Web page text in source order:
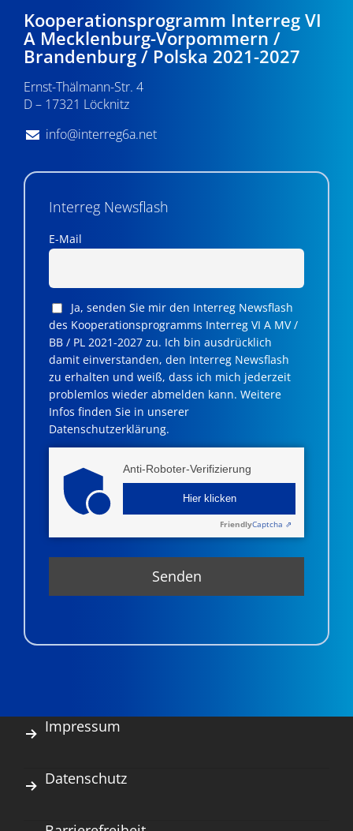
Kooperationsprogramm Interreg VI
A Mecklenburg-Vorpommern /
Brandenburg / Polska 2021-2027
Ernst-Thälmann-Str. 4
D – 17321 Löcknitz
info@interreg6a.net
Interreg Newsflash
E-Mail
Ja, senden Sie mir den Interreg Newsflash
des Kooperationsprogramms Interreg VI A MV /
BB / PL 2021-2027 zu. Ich bin ausdrücklich
damit einverstanden, den Interreg Newsflash
zu erhalten und weiß, dass ich mich jederzeit
problemlos wieder abmelden kann. Weitere
Infos finden Sie in unserer
Datenschutzerklärung.
Anti-Roboter-Verifizierung
Hier klicken
FriendlyCaptcha ⇗
Impressum
Datenschutz